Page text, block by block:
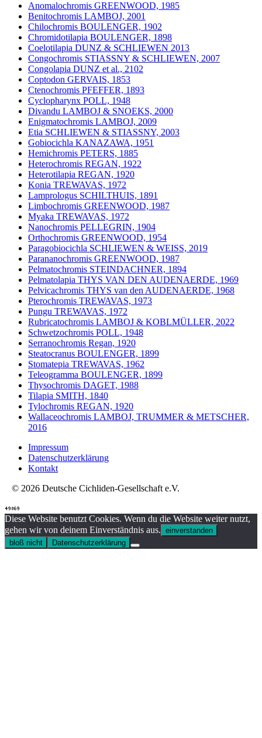
Anomalochromis GREENWOOD, 1985
Benitochromis LAMBOJ, 2001
Chilochromis BOULENGER, 1902
Chromidotilapia BOULENGER, 1898
Coelotilapia DUNZ & SCHLIEWEN 2013
Congochromis STIASSNY & SCHLIEWEN, 2007
Congolapia DUNZ et al., 2102
Coptodon GERVAIS, 1853
Ctenochromis PFEFFER, 1893
Cyclopharynx POLL, 1948
Divandu LAMBOJ & SNOEKS, 2000
Enigmatochromis LAMBOJ, 2009
Etia SCHLIEWEN & STIASSNY, 2003
Gobiocichla KANAZAWA, 1951
Hemichromis PETERS, 1885
Heterochromis REGAN, 1922
Heterotilapia REGAN, 1920
Konia TREWAVAS, 1972
Lamprologus SCHILTHUIS, 1891
Limbochromis GREENWOOD, 1987
Myaka TREWAVAS, 1972
Nanochromis PELLEGRIN, 1904
Orthochromis GREENWOOD, 1954
Paragobiocichla SCHLIEWEN & WEISS, 2019
Parananochromis GREENWOOD, 1987
Pelmatochromis STEINDACHNER, 1894
Pelmatolapia THYS VAN DEN AUDENAERDE, 1969
Pelvicachromis THYS van den AUDENAERDE, 1968
Pterochromis TREWAVAS, 1973
Pungu TREWAVAS, 1972
Rubricatochromis LAMBOJ & KOBLMÜLLER, 2022
Schwetzochromis POLL, 1948
Serranochromis Regan, 1920
Steatocranus BOULENGER, 1899
Stomatepia TREWAVAS, 1962
Teleogramma BOULENGER, 1899
Thysochromis DAGET, 1988
Tilapia SMITH, 1840
Tylochromis REGAN, 1920
Wallaceochromis LAMBOJ, TRUMMER & METSCHER,
2016
Impressum
Datenschutzerklärung
Kontakt
© 2026 Deutsche Cichliden-Gesellschaft e.V.
Diese Website benutzt Cookies. Wenn du die Website weiter nutzt,
gehen wir von deinem Einverständnis aus. einverstanden
bloß nicht
Datenschutzerklärung